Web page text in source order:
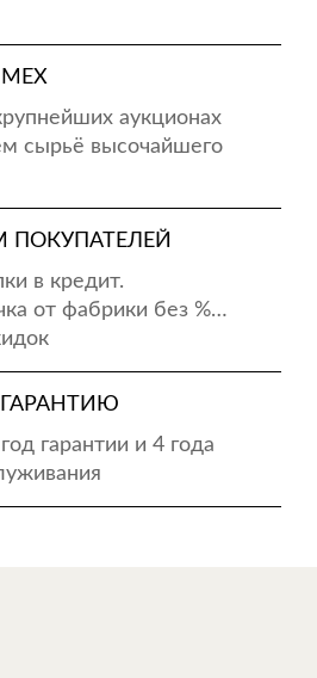
аукционах
сырьё высочайшего
в кредит.
от фабрики без %…
гарантии и 4 года